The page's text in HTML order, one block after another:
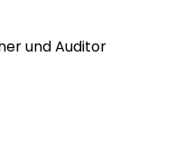
und Auditor